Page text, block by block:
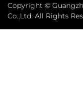
Copyright ©
Co.,Ltd. All Rights